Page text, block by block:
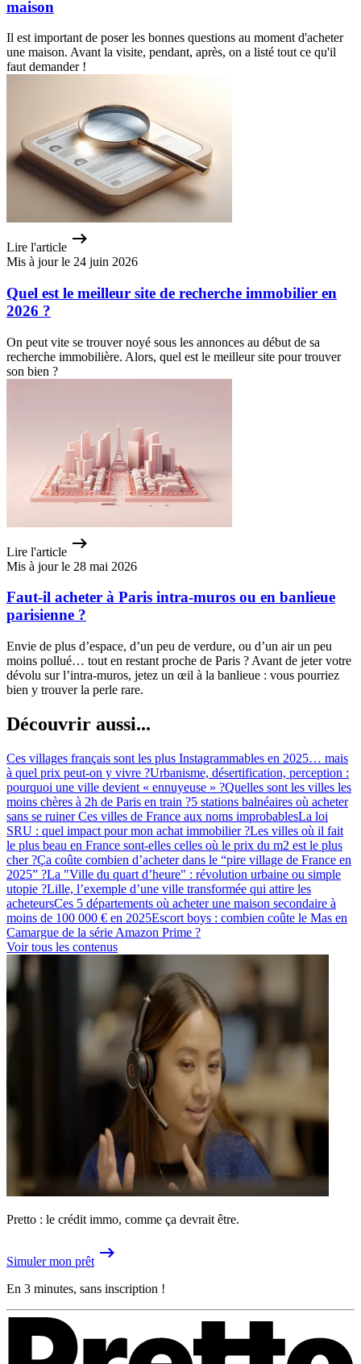
maison
Il est important de poser les bonnes questions au moment d'acheter
une maison. Avant la visite, pendant, après, on a listé tout ce qu'il
faut demander !
Lire l'article
Mis à jour le 24 juin 2026
Quel est le meilleur site de recherche immobilier en
2026 ?
On peut vite se trouver noyé sous les annonces au début de sa
recherche immobilière. Alors, quel est le meilleur site pour trouver
son bien ?
Lire l'article
Mis à jour le 28 mai 2026
Faut-il acheter à Paris intra-muros ou en banlieue
parisienne ?
Envie de plus d’espace, d’un peu de verdure, ou d’un air un peu
moins pollué… tout en restant proche de Paris ? Avant de jeter votre
dévolu sur l’intra-muros, jetez un œil à la banlieue : vous pourriez
bien y trouver la perle rare.
Découvrir aussi...
Ces villages français sont les plus Instagrammables en 2025… mais
à quel prix peut-on y vivre ?Urbanisme, désertification, perception :
pourquoi une ville devient « ennuyeuse » ?Quelles sont les villes les
moins chères à 2h de Paris en train ?5 stations balnéaires où acheter
sans se ruinerCes villes de France aux noms improbablesLa loi
SRU : quel impact pour mon achat immobilier ?Les villes où il fait
le plus beau en France sont-elles celles où le prix du m2 est le plus
cher ?Ça coûte combien d’acheter dans le “pire village de France en
2025” ?La "Ville du quart d’heure" : révolution urbaine ou simple
utopie ?Lille, l’exemple d’une ville transformée qui attire les
acheteursCes 5 départements où acheter une maison secondaire à
moins de 100 000 € en 2025Escort boys : combien coûte le Mas en
Camargue de la série Amazon Prime ?
Voir tous les contenus
Pretto : le crédit immo, comme ça devrait être.
Simuler mon prêt
En 3 minutes, sans inscription !